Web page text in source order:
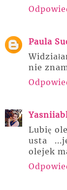
Paula
nie
Lubię
usta
olejek